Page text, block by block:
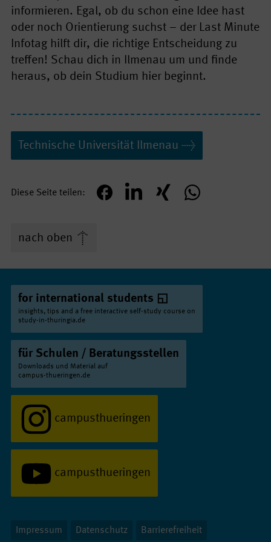
informieren. Egal, ob du schon eine Idee hast
oder noch Orientierung suchst – der Last Minute
Infotag hilft dir, die richtige Entscheidung zu
treffen! Schau dich in Ilmenau um und finde
heraus, ob dein Studium hier beginnt.
Technische Univer­sität Ilmenau
Diese Seite teilen teilen mitteilenteilen teilen
nach oben
for international students
insights, tips and a free interactive self-study course on
study-in-thuringia.de
für Schulen / Beratungsstellen
Downloads und Material auf
campus-thueringen.de
campusthueringen
campusthueringen
Impressum Datenschutz Barrierefreiheit